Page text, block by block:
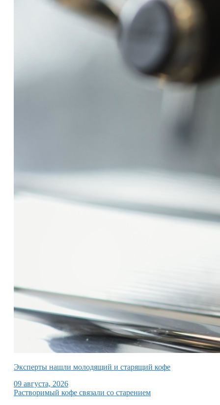
Эксперты нашли молодящий и старящий кофе
09 августа, 2026
Растворимый кофе связали со старением